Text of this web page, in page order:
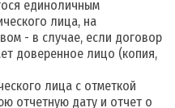
единоличным
лица, на
- в случае, если договор
доверенное лицо (копия,
лица с отметкой
отчетную дату и отчет о